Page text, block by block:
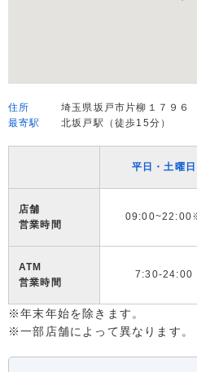
住所
埼玉県坂戸市片柳１７９６
最寄駅
北坂戸駅（徒歩15分）
平日・土曜日
店舗
営業時間
ATM
営業時間
7:30-24:00
※年末年始を除きます。
※一部店舗によって異なります。